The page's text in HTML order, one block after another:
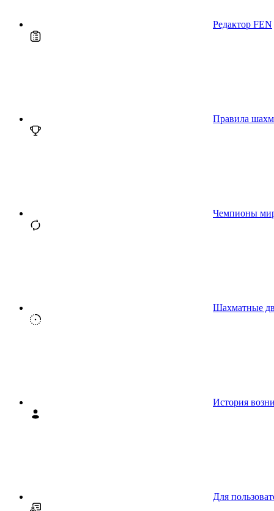
Редактор FEN
Правила
Чемпионы
Шахматные
История
Для